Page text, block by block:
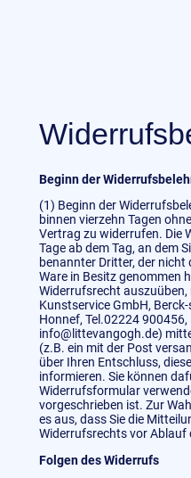
Beginn der
(1) Beginn der
binnen vierzehn Tagen
Vertrag zu widerrufen. Die
Tage ab dem Tag, an dem
benannter Dritter, der nicht
Ware in Besitz genommen
Widerrufsrecht auszuüben,
Kunstservice GmbH,
Honnef, Tel.02224
info@littevangogh.de)
(z.B. ein mit der Post
über Ihren Entschluss,
informieren. Sie können
Widerrufsformular
vorgeschrieben ist. Zur
es aus, dass Sie die
Widerrufsrechts vor Ablauf
Folgen des Widerrufs